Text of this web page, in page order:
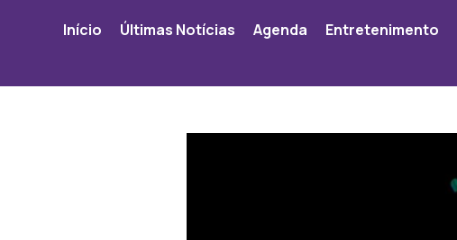
Início Últimas Notícias Agenda Entretenimento